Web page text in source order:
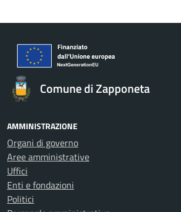
Comune di Zapponeta
AMMINISTRAZIONE
Organi di governo
Aree amministrative
Uffici
Enti e fondazioni
Politici